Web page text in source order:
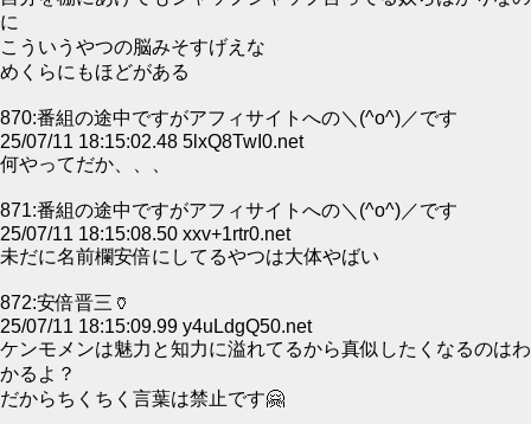
に
こういうやつの脳みそすげえな
めくらにもほどがある
870:番組の途中ですがアフィサイトへの＼(^o^)／です
25/07/11 18:15:02.48 5lxQ8TwI0.net
何やってだか、、、
871:番組の途中ですがアフィサイトへの＼(^o^)／です
25/07/11 18:15:08.50 xxv+1rtr0.net
未だに名前欄安倍にしてるやつは大体やばい
872:安倍晋三🏺
25/07/11 18:15:09.99 y4uLdgQ50.net
ケンモメンは魅力と知力に溢れてるから真似したくなるのはわ
かるよ？
だからちくちく言葉は禁止です🤗